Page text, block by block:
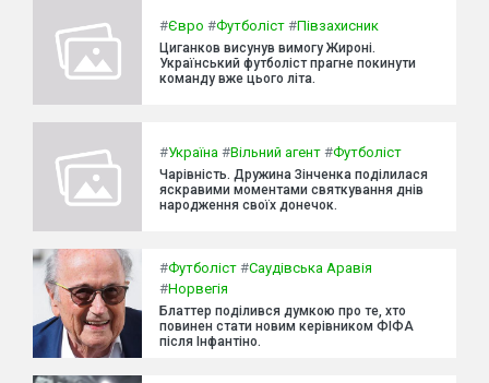
#Євро #Футболіст #Півзахисник
Циганков висунув вимогу Жироні.
Український футболіст прагне покинути
команду вже цього літа.
#Україна #Вільний агент #Футболіст
Чарівність. Дружина Зінченка поділилася
яскравими моментами святкування днів
народження своїх донечок.
#Футболіст #Саудівська Аравія
#Норвегія
Блаттер поділився думкою про те, хто
повинен стати новим керівником ФІФА
після Інфантіно.